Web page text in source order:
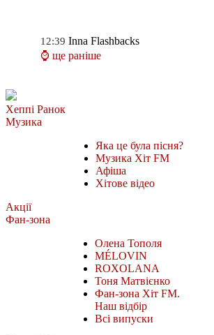
12:39 Inna Flashbacks
⌚ ще раніше
Хеппі Ранок
Музика
Яка це була пісня?
Музика Хіт FM
Афіша
Хітове відео
Акції
Фан-зона
Олена Тополя
MÉLOVIN
ROXOLANA
Тоня Матвієнко
Фан-зона Хіт FM.
Наш відбір
Всі випуски